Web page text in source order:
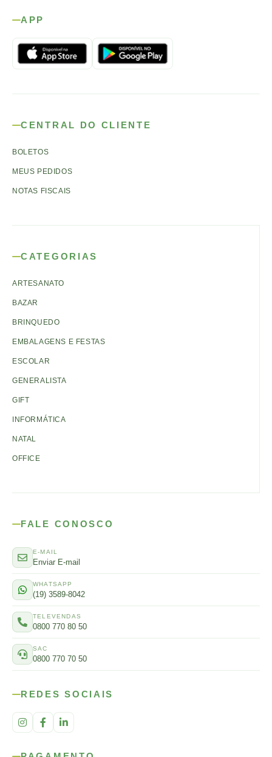
APP
CENTRAL DO CLIENTE
BOLETOS
MEUS PEDIDOS
NOTAS FISCAIS
CATEGORIAS
ARTESANATO
BAZAR
BRINQUEDO
EMBALAGENS E FESTAS
ESCOLAR
GENERALISTA
GIFT
INFORMÁTICA
NATAL
OFFICE
FALE CONOSCO
E-MAIL
Enviar E-mail
WHATSAPP
(19) 3589-8042
TELEVENDAS
0800 770 80 50
SAC
0800 770 70 50
REDES SOCIAIS